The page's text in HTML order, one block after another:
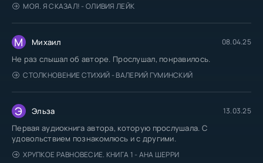
МОЯ. Я СКАЗАЛ! - ОЛИВИЯ ЛЕЙК
М Михаил 08.04.25
Не раз слышал об авторе. Прослушал, понравилось.
СТОЛКНОВЕНИЕ СТИХИЙ - ВАЛЕРИЙ ГУМИНСКИЙ
Э Эльза 13.03.25
Первая аудиокнига автора, которую прослушала. С
удовольствием познакомлюсь и с другими.
ХРУПКОЕ РАВНОВЕСИЕ. КНИГА 1 - АНА ШЕРРИ